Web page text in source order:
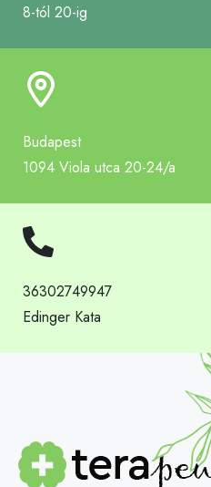
8-tól 20-ig
Budapest
1094 Viola utca 20-24/a
36302749947
Edinger Kata